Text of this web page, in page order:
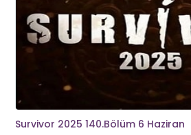
Survivor 2025 140.Bölüm 6 Haziran